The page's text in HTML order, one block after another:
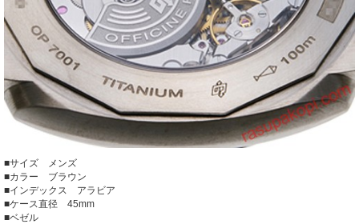
■サイズ メンズ
■カラー ブラウン
■インデックス アラビア
■ケース直径 45mm
■ベゼル